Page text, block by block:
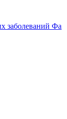
заболеваний Фа